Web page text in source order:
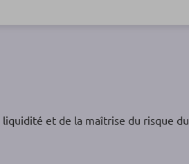
liquidité et de la maîtrise du risque du